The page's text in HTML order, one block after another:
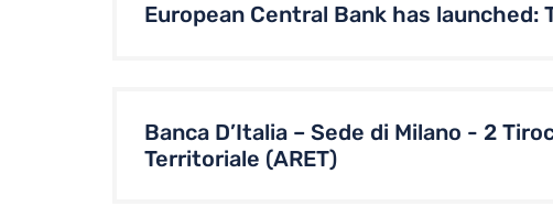
European Central Bank has
Banca D’Italia – Sede di Milano - 2
Territoriale (ARET)